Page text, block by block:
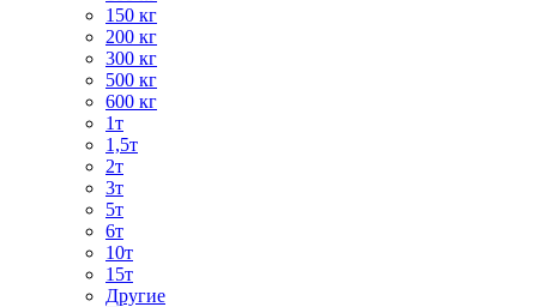
150 кг
200 кг
300 кг
500 кг
600 кг
1т
1,5т
2т
3т
5т
6т
10т
15т
Другие